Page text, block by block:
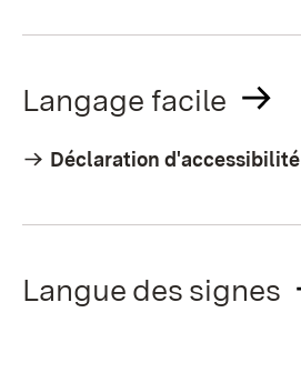
Langage facile
Déclaration d'accessibilité
Langue des signes